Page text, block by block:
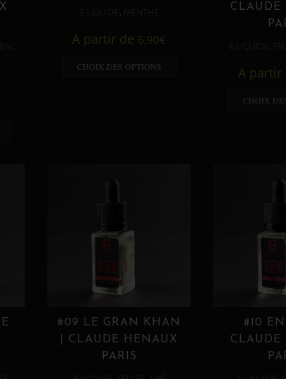
,
A partir de 6,90€
CHOIX DES OPTIONS
CLAUDE
,
A partir
CHOIX
#09 LE GRAN KHAN
| CLAUDE HENAUX
PARIS
#10
CLAUDE